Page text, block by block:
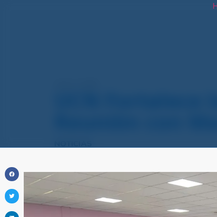
UCN
Reunión con